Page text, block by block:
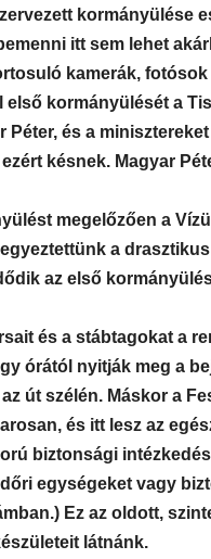
kormányülése
itt sem lehet
kamerák, fotósok
első kormányülését a
Péter, és a
késnek. Magyar
megelőzően a
a
az első
és a stábtagokat a
órától nyitják meg a
út szélén. Máskor a
és itt lesz az
biztonsági
egységeket vagy
Ez az oldott,
látnánk.